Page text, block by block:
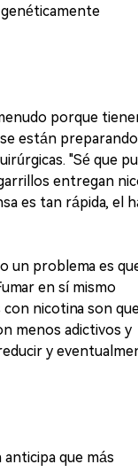
porque
están
"Sé que
entregan
es tan rápida, el
un problema es
en sí mismo
nicotina son
menos adictivos y
y
que más